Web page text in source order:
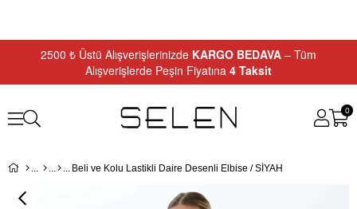
2500 ₺ Üstü Alışverişlerinizde KARGO BEDAVA – Tüm
Alışverişlerde Peşin Fiyatına 4 Taksit
0
Beli ve Kolu Lastikli Daire Desenli Elbise / SİYAH